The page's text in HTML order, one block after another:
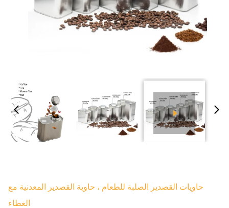
حاويات القصدير الصلبة للطعام ، حاوية القصدير المعدنية مع
الغطاء